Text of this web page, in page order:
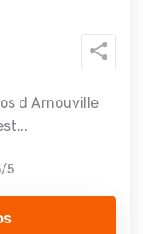
d Arnouville
5